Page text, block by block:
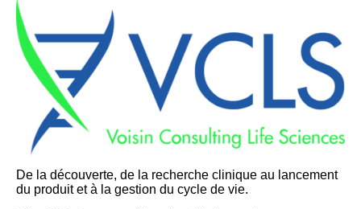
De la découverte, de la recherche clinique au lancement
du produit et à la gestion du cycle de vie.